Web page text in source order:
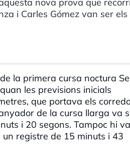
i Carles Gómez van ser els
la primera cursa noctura
les previsions inicials
que portava els
de la cursa llarga va
i 20 segons. Tampoc hi va
registre de 15 minuts i 43